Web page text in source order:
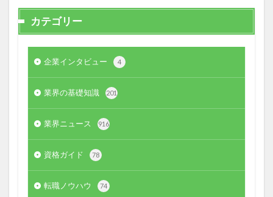
カテゴリー
企業インタビュー 4
業界の基礎知識 201
業界ニュース 916
資格ガイド 78
転職ノウハウ 74